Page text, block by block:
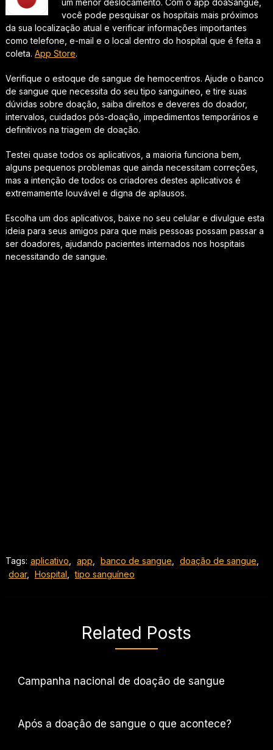
um menor deslocamento. Com o app doaSangue,
você pode pesquisar os hospitais mais próximos
da sua localização atual e verificar informações importantes
como telefone, e-mail e o local dentro do hospital que é feita a
coleta. App Store.
Verifique o estoque de sangue de hemocentros. Ajude o banco
de sangue que necessita do seu tipo sanguineo, e tire suas
dúvidas sobre doação, saiba direitos e deveres do doador,
intervalos, cuidados pós-doação, impedimentos temporários e
definitivos na triagem de doação.
Testei quase todos os aplicativos, a maioria funciona bem,
alguns pequenos problemas que ainda necessitam correções,
mas a intenção de todos os criadores destes aplicativos é
extremamente louvável e digna de aplausos.
Escolha um dos aplicativos, baixe no seu celular e divulgue esta
ideia para seus amigos para que mais pessoas possam passar a
ser doadores, ajudando pacientes internados nos hospitais
necessitando de sangue.
Tags: aplicativo app banco de sangue doação de sangue
doar, Hospital tipo sanguíneo
Related Posts
Campanha nacional de doação de sangue
Após a doação de sangue o que acontece?